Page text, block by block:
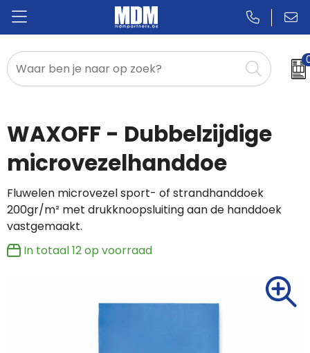
Relatiegeschenken
Promotietextiel
Sportkleding
WAXOFF - Dubbelzijdige
microvezelhanddoe
Fluwelen microvezel sport- of strandhanddoek
200gr/m² met drukknoopsluiting aan de handdoek
vastgemaakt.
In totaal12op voorraad